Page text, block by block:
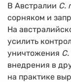
В Австралии C.
сорняком и
На
усилить
уничтожения
внедрения в
на практике